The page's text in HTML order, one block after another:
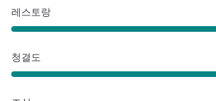
레스토랑
청결도